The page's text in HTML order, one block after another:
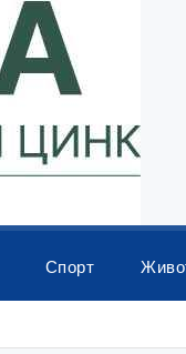
Спорт